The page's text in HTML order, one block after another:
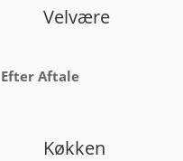
Velvære
Efter Aftale
Køkken